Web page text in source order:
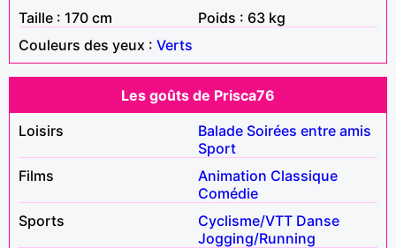
Taille : 170 cm
Poids : 63 kg
Couleurs des yeux : Verts
Les goûts de Prisca76
Loisirs
Balade Soirées entre amis
Sport
Films
Animation Classique
Comédie
Sports
Cyclisme/VTT Danse
Jogging/Running